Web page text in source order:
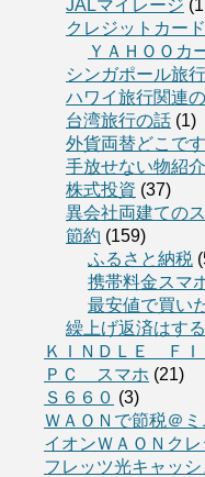
JALマイレージ
クレジットカード
ＹＡＨＯＯカ
シンガポール旅
ハワイ旅行関連
台湾旅行の話 (1)
外貨両替どこで
手放せない物紹介
株式投資 (37)
異会社両建ての
節約 (159)
ふるさと納税
携帯料金スマ
最安値で買い
繰上げ返済はす
ＫＩＮＤＬＥ ＦＩ
ＰＣ スマホ (21)
Ｓ６６０ (3)
ＷＡＯＮで節税＠
イオンＷＡＯＮク
フレッツ光キャッ